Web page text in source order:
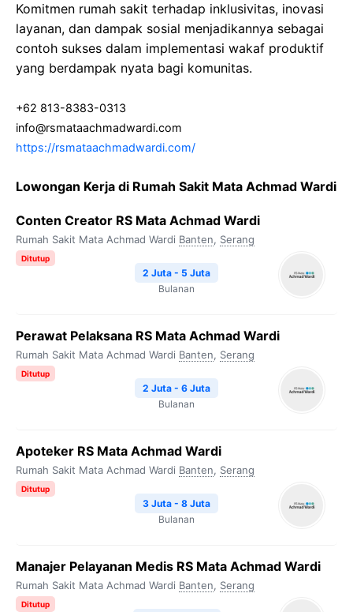
Komitmen rumah sakit terhadap inklusivitas, inovasi
layanan, dan dampak sosial menjadikannya sebagai
contoh sukses dalam implementasi wakaf produktif
yang berdampak nyata bagi komunitas.
+62 813-8383-0313
info@rsmataachmadwardi.com
https://rsmataachmadwardi.com/
Lowongan Kerja di Rumah Sakit Mata Achmad Wardi
Conten Creator RS Mata Achmad Wardi
Rumah Sakit Mata Achmad Wardi Banten, Serang
Ditutup
2 Juta - 5 Juta
Bulanan
Perawat Pelaksana RS Mata Achmad Wardi
Rumah Sakit Mata Achmad Wardi Banten, Serang
Ditutup
2 Juta - 6 Juta
Bulanan
Apoteker RS Mata Achmad Wardi
Rumah Sakit Mata Achmad Wardi Banten, Serang
Ditutup
3 Juta - 8 Juta
Bulanan
Manajer Pelayanan Medis RS Mata Achmad Wardi
Rumah Sakit Mata Achmad Wardi Banten, Serang
Ditutup